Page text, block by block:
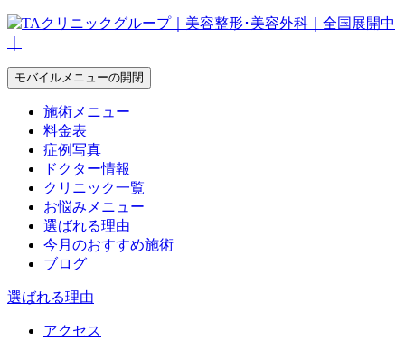
モバイルメニューの開閉
施術メニュー
料金表
症例写真
ドクター情報
クリニック一覧
お悩みメニュー
選ばれる理由
今月のおすすめ施術
ブログ
選ばれる理由
アクセス